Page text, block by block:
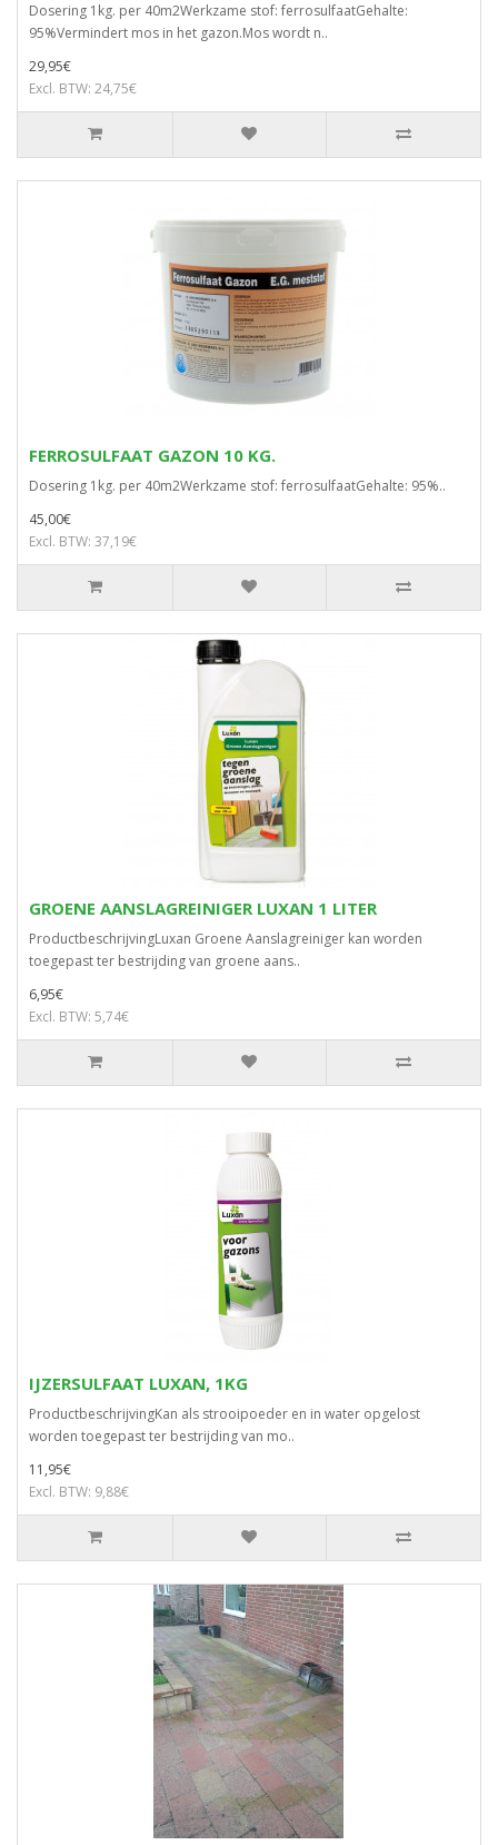
Dosering 1kg. per 40m2Werkzame stof: ferrosulfaatGehalte:
95%Vermindert mos in het gazon.Mos wordt n..
29,95€
Excl. BTW: 24,75€
FERROSULFAAT GAZON 10 KG.
Dosering 1kg. per 40m2Werkzame stof: ferrosulfaatGehalte: 95%..
45,00€
Excl. BTW: 37,19€
GROENE AANSLAGREINIGER LUXAN 1 LITER
ProductbeschrijvingLuxan Groene Aanslagreiniger kan worden
toegepast ter bestrijding van groene aans..
6,95€
Excl. BTW: 5,74€
IJZERSULFAAT LUXAN, 1KG
ProductbeschrijvingKan als strooipoeder en in water opgelost
worden toegepast ter bestrijding van mo..
11,95€
Excl. BTW: 9,88€